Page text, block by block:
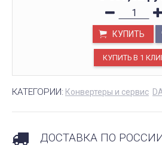
КУПИТЬ
КАТЕГОРИИ: Конвертеры и сервис
ДОСТАВКА ПО